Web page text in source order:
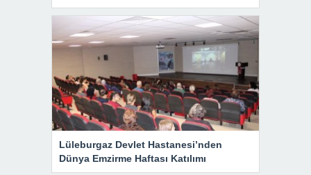
Lüleburgaz Devlet Hastanesi’nden
Dünya Emzirme Haftası Katılımı